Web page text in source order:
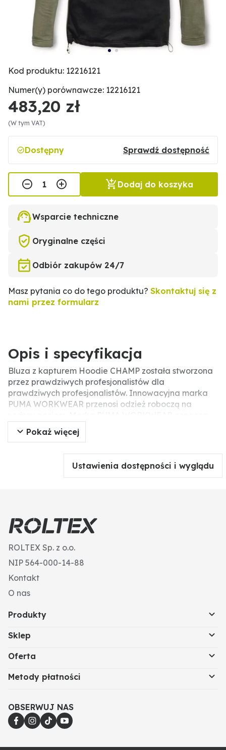
Kod produktu: 12216121
Numer(y) porównawcze: 12216121
483,20 zł
(W tym VAT)
Dostępny Sprawdź dostępność
Dodaj do koszyka
Wsparcie techniczne
Oryginalne części
Odbiór zakupów 24/7
Masz pytania co do tego produktu? Skontaktuj się z
nami przez formularz
Opis i specyfikacja
Bluza z kapturem Hoodie CHAMP została stworzona
przez prawdziwych profesjonalistów dla
prawdziwych profesjonalistów. Innowacyjna marka
PUMA WORKWEAR przenosi odzież roboczą na
nowoczesne połączenie stylu i odzieży roboczej.
Idealna bluza do pracy i wypoczynku ma kaptur z
z kontrastowymi przeszyciami oferuje miejsce do
przechowywania i utrzymuje dłonie w przyjemnym
oczywiście przyjemna taśma wzmacniająca przy szyi.
Nadruk z logo PUMA na wysokości klatki piersiowej
Pokaż więcej
Ustawienia dostępności i wyglądu
ROLTEX Sp. z o.o.
NIP 564-000-14-88
Kontakt
O nas
Produkty
Sklep
Oferta
Metody płatności
OBSERWUJ NAS